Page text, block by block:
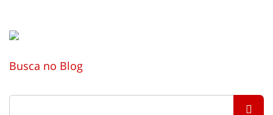
Busca no Blog